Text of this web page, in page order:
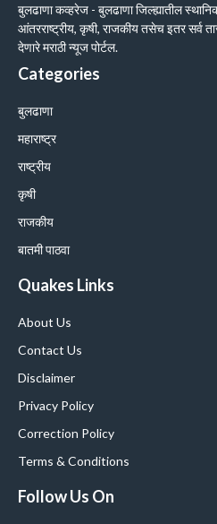
बुलढाणा कव्हरेज - बुलढाणा जिल्ह्यातील स्थानिक
आंतरराष्ट्रीय, कृषी, राजकीय तसेच इतर सर्व
देणारे मराठी न्यूज पोर्टल.
Categories
बुलढाणा
महाराष्ट्र
राष्ट्रीय
कृषी
राजकीय
बातमी पाठवा
Quakes Links
About Us
Contact Us
Disclaimer
Privacy Policy
Correction Policy
Terms & Conditions
Follow Us On